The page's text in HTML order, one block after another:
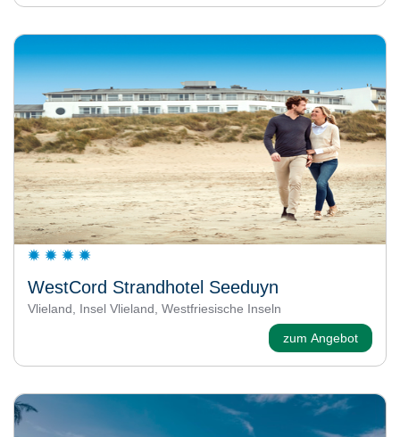
WestCord Strandhotel Seeduyn
Vlieland, Insel Vlieland, Westfriesische Inseln
zum Angebot